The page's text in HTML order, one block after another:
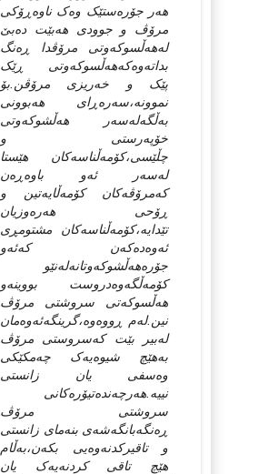
هه‌ر جۆره‌ستێک وه‌ک ناوه‌ڕۆکی
مرۆڤ و جوودی هه‌بێت ده‌بێ
له‌هه‌ڵسوکه‌وتی مرۆڤدا ڕه‌نگ
بداته‌وه‌که‌هه‌ڵسوکه‌وتی ڕێک
پێک و خه‌ریزی مرۆڤن.بۆ
نموونه‌،سه‌ره‌ڕای هه‌بوونی
به‌ڵگه‌له‌سه‌ر هه‌ڵشوکه‌وتی
خۆپه‌رستی و
چڵێسی،کۆمه‌ڵناسه‌کان هێستا
له‌سه‌ر ئه‌و باوه‌ڕه‌ن
که‌مرۆڤه‌کان کۆمه‌ڵایه‌تین و
ڕۆحی هه‌ره‌وزیان
تێدایه‌،کۆمه‌ڵناسه‌کان مشتومڕی
ئه‌وه‌ده‌که‌ن که‌ئه‌و
جۆره‌هه‌ڵشوکه‌وتانه‌له‌نێو
کۆمه‌ڵگه‌وه‌دروست بووینه‌و
هه‌ڵسوکه‌تی سروشتی مرۆڤ
نین.له‌م ڕووه‌وه‌،گرینگه‌ئه‌وه‌مان
له‌بیر بێت که‌سروستی مرۆڤ
به‌هێچ شیوه‌یه‌ک چه‌مکێكی
وه‌سفی یان زانستی
نییه‌.هه‌رچه‌نده‌تیۆره‌کانی
سروشتی مرۆڤ
ڕه‌نگه‌بانگه‌شه‌ی بنه‌مای زانستی
و تاقیرکدنه‌وه‌یی بکه‌ن،به‌ڵام
هێچ تاقی کردنه‌یه‌ک یان